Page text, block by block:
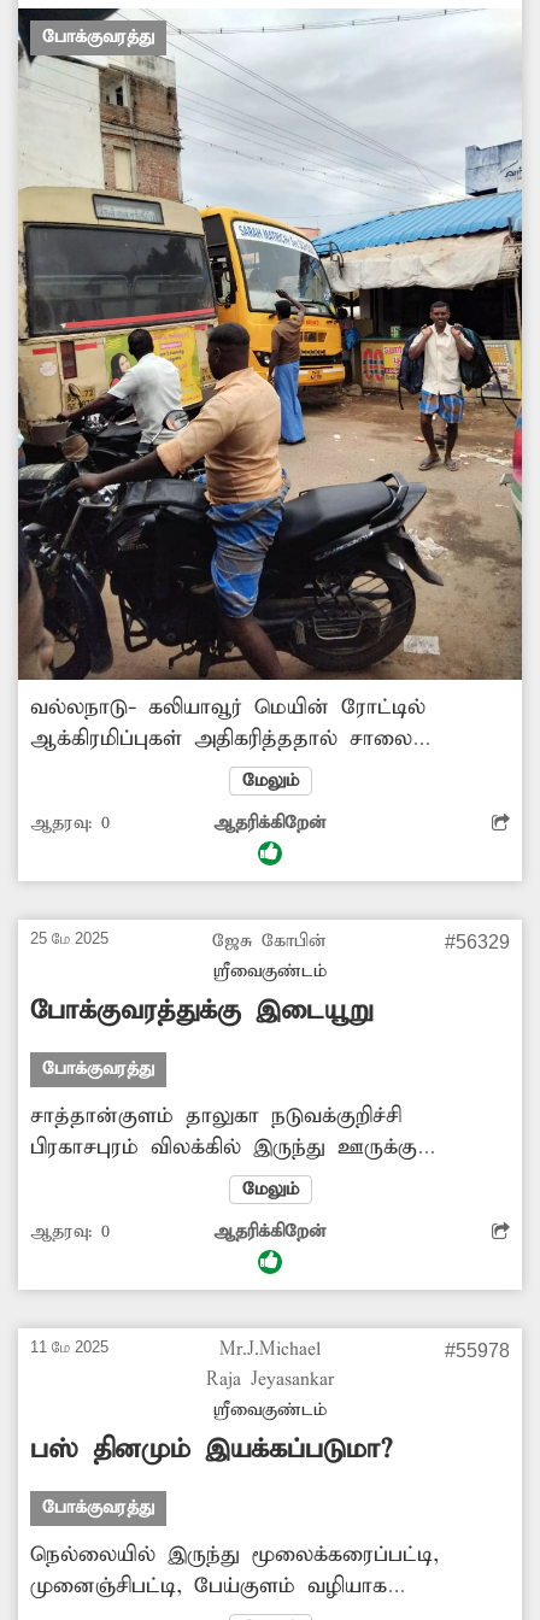
போக்குவரத்து
வல்லநாடு- கலியாவூர் மெயின் ரோட்டில்
ஆக்கிரமிப்புகள் அதிகரித்ததால் சாலை
குறுகலாக காணப்படுகிறது. இதனால் கனரக
வாகனங்கள் கடந்து செல்ல முடியாமல்
போக்குவரத்து நெருக்கடி ஏற்படுகிறது. எனவே
சாலையோர ஆக்கிரமிப்புகளை அகற்றி,
அதிகாரிகள் நடவடிக்கை எடுக்க வேண்டுகிறேன்.
மேலும்
ஆதரவு: 0 ஆதரிக்கிறேன்
25 மே 2025
ஜேசு கோபின்
ஸ்ரீவைகுண்டம்
#56329
போக்குவரத்துக்கு இடையூறு
போக்குவரத்து
சாத்தான்குளம் தாலுகா நடுவக்குறிச்சி
பிரகாசபுரம் விலக்கில் இருந்து ஊருக்கு
செல்லும் வழியில் சாலையோரமாக
மின்கம்பங்கள் உள்ளன. தற்போது இந்த
சாலையின் எதிர்புறத்திலும் கூடுதலாக 10-க்கும்
மேற்பட்ட உயரழுத்த மின்கம்பங்களை அமைக்க
சாலையில் அரசு பஸ் மற்றும் கனரக
வாகனங்கள் செல்ல முடியாமல்
போக்குவரத்துக்கு இடையூறு ஏற்படும். எனவே
சாலையின் ஒரு புறத்திலே அனைத்து
மின்கம்பங்களும் அமைப்பதற்கு அதிகாரிகள்
நடவடிக்கை மேற்கொள்வார்களா?.
மேலும்
ஆதரவு: 0 ஆதரிக்கிறேன்
11 மே 2025
Mr.J.Michael
Raja Jeyasankar
ஸ்ரீவைகுண்டம்
#55978
பஸ் தினமும் இயக்கப்படுமா?
போக்குவரத்து
நெல்லையில் இருந்து மூலைக்கரைப்பட்டி,
முனைஞ்சிபட்டி, பேய்குளம் வழியாக